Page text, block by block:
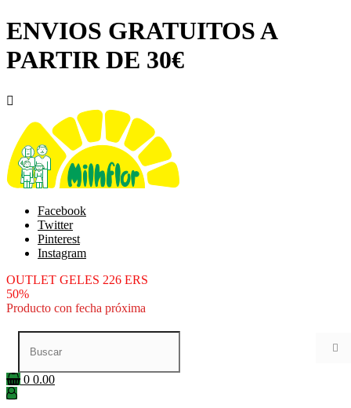
ENVIOS GRATUITOS A
PARTIR DE 30€

Facebook
Twitter
Pinterest
Instagram
OUTLET GELES 226 ERS
50%
Producto con fecha próxima

0 0.00